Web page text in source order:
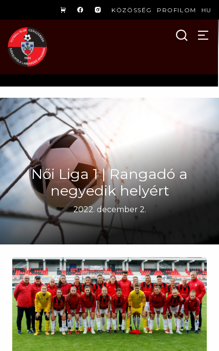
KÖZÖSSÉG PROFILOM HU
Női Liga 1 | Rangadó a
negyedik helyért
2022. december 2.